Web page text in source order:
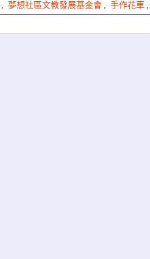
, 夢想社區文教發展基金會 , 手作花車 ,